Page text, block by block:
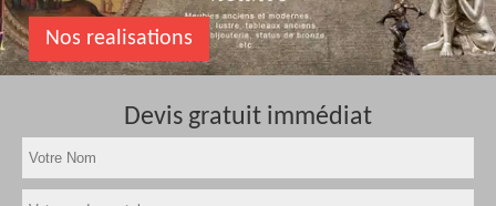
Nos realisations
Devis gratuit immédiat